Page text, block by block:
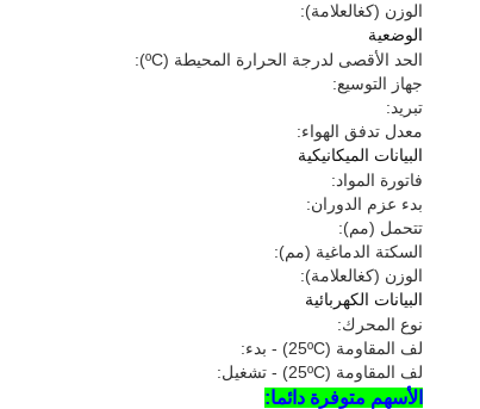
الوزن (كغالعلامة):
الوضعية
الحد الأقصى لدرجة الحرارة المحيطة (ºC):
جهاز التوسيع:
تبريد:
معدل تدفق الهواء:
البيانات الميكانيكية
فاتورة المواد:
بدء عزم الدوران:
تتحمل (مم):
السكتة الدماغية (مم):
الوزن (كغالعلامة):
البيانات الكهربائية
نوع المحرك:
لف المقاومة (25ºC) - بدء:
لف المقاومة (25ºC) - تشغيل:
الأسهم متوفرة دائما: